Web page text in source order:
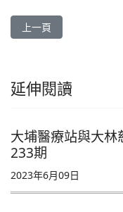
上一篇文章: 三海八
上一頁
延伸閱讀
大埔醫療站與大林
233期
2023年6月09日